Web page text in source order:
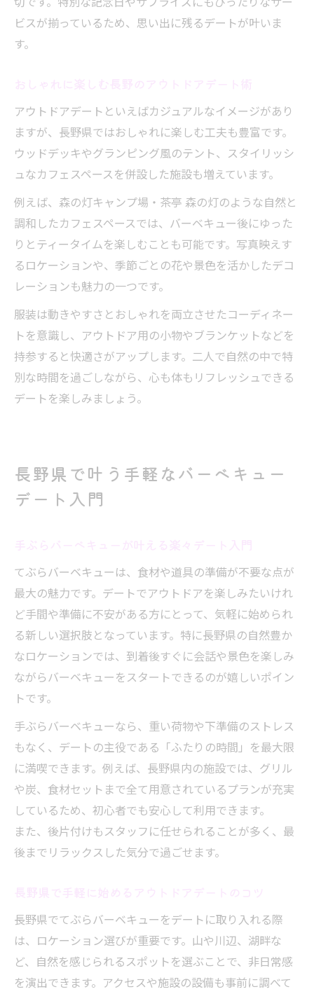
ビスが揃っているため、思い出に残るデートが叶いま
す。
アウトドアデートといえばカジュアルなイメージがあり
ますが、長野県ではおしゃれに楽しむ工夫も豊富です。
ウッドデッキやグランピング風のテント、スタイリッシ
ュなカフェスペースを併設した施設も増えています。
例えば、森の灯キャンプ場・茶亭 森の灯のような自然と
調和したカフェスペースでは、バーベキュー後にゆった
りとティータイムを楽しむことも可能です。写真映えす
るロケーションや、季節ごとの花や景色を活かしたデコ
レーションも魅力の一つです。
服装は動きやすさとおしゃれを両立させたコーディネー
トを意識し、アウトドア用の小物やブランケットなどを
持参すると快適さがアップします。二人で自然の中で特
別な時間を過ごしながら、心も体もリフレッシュできる
デートを楽しみましょう。
長野県で叶う手軽なバーベキュー
デート入門
てぶらバーベキューは、食材や道具の準備が不要な点が
最大の魅力です。デートでアウトドアを楽しみたいけれ
ど手間や準備に不安がある方にとって、気軽に始められ
る新しい選択肢となっています。特に長野県の自然豊か
なロケーションでは、到着後すぐに会話や景色を楽しみ
ながらバーベキューをスタートできるのが嬉しいポイン
トです。
手ぶらバーベキューなら、重い荷物や下準備のストレス
もなく、デートの主役である「ふたりの時間」を最大限
に満喫できます。例えば、長野県内の施設では、グリル
や炭、食材セットまで全て用意されているプランが充実
しているため、初心者でも安心して利用できます。
また、後片付けもスタッフに任せられることが多く、最
後までリラックスした気分で過ごせます。
長野県でてぶらバーベキューをデートに取り入れる際
は、ロケーション選びが重要です。山や川辺、湖畔な
ど、自然を感じられるスポットを選ぶことで、非日常感
を演出できます。アクセスや施設の設備も事前に調べて